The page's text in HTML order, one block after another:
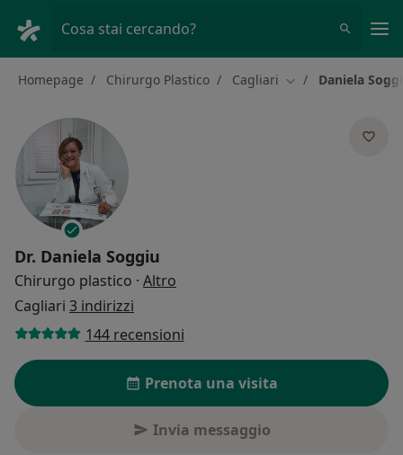
Cosa stai cercando?
Homepage Chirurgo Plastico Cagliari Cambia città
Daniela
Dr. Daniela Soggiu
Chirurgo plastico · Altro
Cagliari 3 indirizzi
144 recensioni
Prenota una visita
Invia messaggio